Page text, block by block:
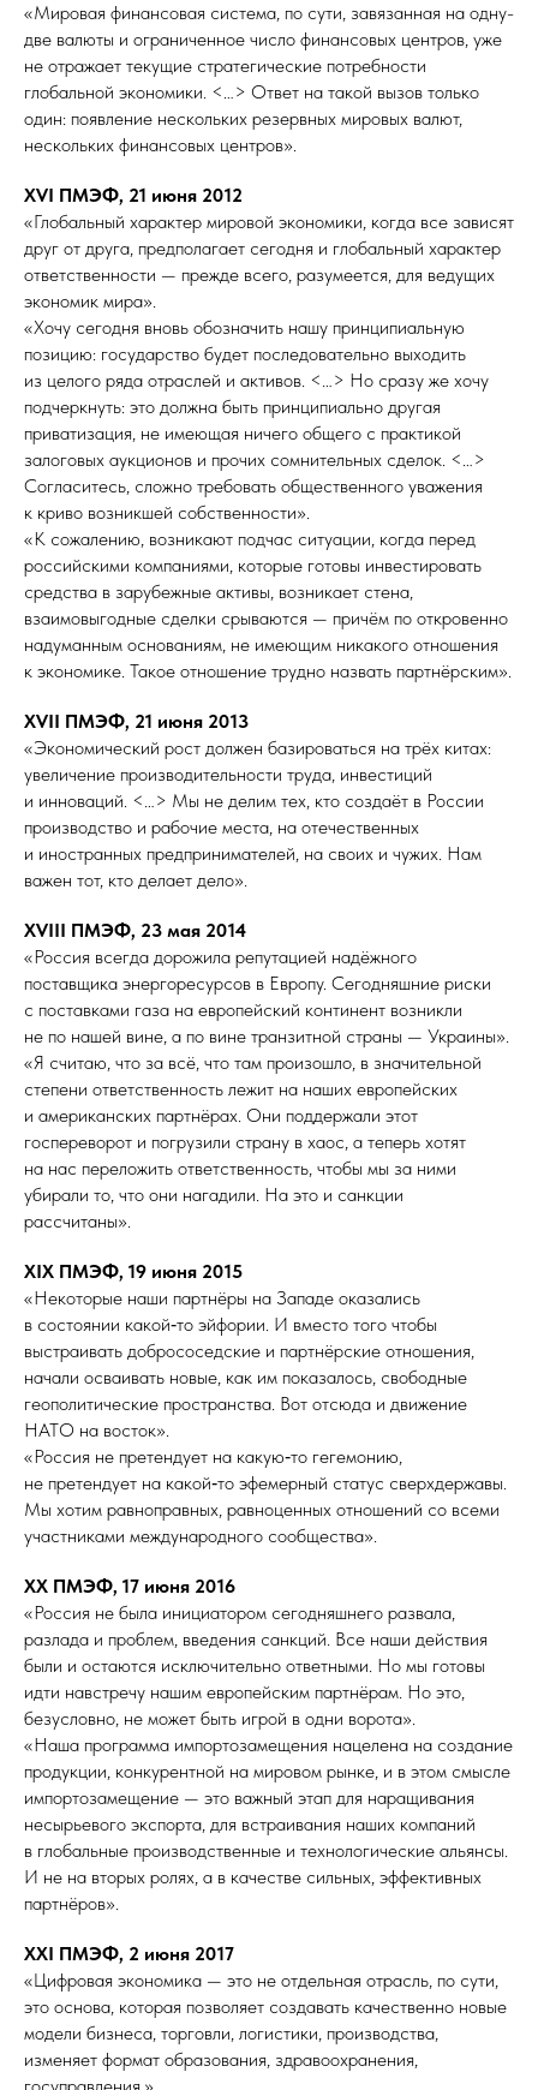
«Мировая финансовая система, по сути, завязанная на одну-
две валюты и ограниченное число финансовых центров, уже
не отражает текущие стратегические потребности
глобальной экономики. <…> Ответ на такой вызов только
один: появление нескольких резервных мировых валют,
нескольких финансовых центров».
XVI ПМЭФ, 21 июня 2012
«Глобальный характер мировой экономики, когда все зависят
друг от друга, предполагает сегодня и глобальный характер
ответственности — прежде всего, разумеется, для ведущих
экономик мира».
«Хочу сегодня вновь обозначить нашу принципиальную
позицию: государство будет последовательно выходить
из целого ряда отраслей и активов. <…> Но сразу же хочу
подчеркнуть: это должна быть принципиально другая
приватизация, не имеющая ничего общего с практикой
залоговых аукционов и прочих сомнительных сделок. <…>
Согласитесь, сложно требовать общественного уважения
к криво возникшей собственности».
«К сожалению, возникают подчас ситуации, когда перед
российскими компаниями, которые готовы инвестировать
средства в зарубежные активы, возникает стена,
взаимовыгодные сделки срываются — причём по откровенно
надуманным основаниям, не имеющим никакого отношения
к экономике. Такое отношение трудно назвать партнёрским».
XVII ПМЭФ, 21 июня 2013
«Экономический рост должен базироваться на трёх китах:
увеличение производительности труда, инвестиций
и инноваций. <…> Мы не делим тех, кто создаёт в России
производство и рабочие места, на отечественных
и иностранных предпринимателей, на своих и чужих. Нам
важен тот, кто делает дело».
XVIII ПМЭФ, 23 мая 2014
«Россия всегда дорожила репутацией надёжного
поставщика энергоресурсов в Европу. Сегодняшние риски
с поставками газа на европейский континент возникли
не по нашей вине, а по вине транзитной страны — Украины».
«Я считаю, что за всё, что там произошло, в значительной
степени ответственность лежит на наших европейских
и американских партнёрах. Они поддержали этот
госпереворот и погрузили страну в хаос, а теперь хотят
на нас переложить ответственность, чтобы мы за ними
убирали то, что они нагадили. На это и санкции
рассчитаны».
XIX ПМЭФ, 19 июня 2015
«Некоторые наши партнёры на Западе оказались
в состоянии какой‑то эйфории. И вместо того чтобы
выстраивать добрососедские и партнёрские отношения,
начали осваивать новые, как им показалось, свободные
геополитические пространства. Вот отсюда и движение
НАТО на восток».
«Россия не претендует на какую‑то гегемонию,
не претендует на какой‑то эфемерный статус сверхдержавы.
Мы хотим равноправных, равноценных отношений со всеми
участниками международного сообщества».
XX ПМЭФ, 17 июня 2016
«Россия не была инициатором сегодняшнего развала,
разлада и проблем, введения санкций. Все наши действия
были и остаются исключительно ответными. Но мы готовы
идти навстречу нашим европейским партнёрам. Но это,
безусловно, не может быть игрой в одни ворота».
«Наша программа импортозамещения нацелена на создание
продукции, конкурентной на мировом рынке, и в этом смысле
импортозамещение — это важный этап для наращивания
несырьевого экспорта, для встраивания наших компаний
в глобальные производственные и технологические альянсы.
И не на вторых ролях, а в качестве сильных, эффективных
партнёров».
XXI ПМЭФ, 2 июня 2017
«Цифровая экономика — это не отдельная отрасль, по сути,
это основа, которая позволяет создавать качественно новые
модели бизнеса, торговли, логистики, производства,
изменяет формат образования, здравоохранения,